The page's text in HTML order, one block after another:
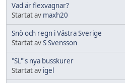
Vad är flexvagnar?
Startat av maxh20
Snö och regn i Västra Sverige
Startat avS Svensson
"SL"'s nya busskurer
Startat av igel